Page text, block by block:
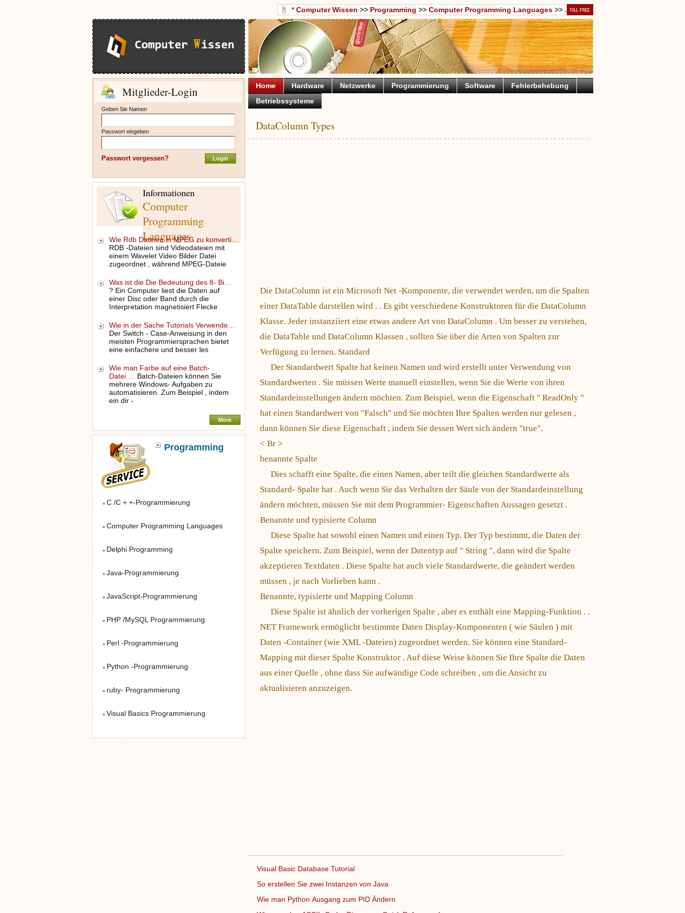
Mitglieder-Login
Geben Sie Namen
Passwort eingeben
Passwort vergessen?
Informationen
Computer
Programming
Languages
Wie Rdb Dateien in MPEG zu konverti…
RDB -Dateien sind Videodateien mit
einem Wavelet Video Bilder Datei
zugeordnet , während MPEG-Dateie
Was ist die Die Bedeutung des 8- Bi…
? Ein Computer liest die Daten auf
einer Disc oder Band durch die
Interpretation magnetisiert Flecke
Wie in der Sache Tutorials Verwende…
Der Switch - Case-Anweisung in den
meisten Programmiersprachen bietet
eine einfachere und besser les
Wie man Farbe auf eine Batch-
Datei …
Batch-Dateien können Sie
mehrere Windows- Aufgaben zu
automatisieren. Zum Beispiel , indem
ein dir -
More
Programming
C /C + +-Programmierung
Computer Programming Languages
Delphi Programming
Java-Programmierung
JavaScript-Programmierung
PHP /MySQL Programmierung
Perl -Programmierung
Python -Programmierung
ruby- Programmierung
Visual Basics Programmierung
*Computer Wissen >> Programming >> Computer Programming Languages>> .
Home Hardware Netzwerke Programmierung Software
Fehlerbehebung
Betriebssysteme
DataColumn Types
Die DataColumn ist ein Microsoft Net -Komponente, die verwendet werden, um die Spalten
einer DataTable darstellen wird . . Es gibt verschiedene Konstruktoren für die DataColumn
Klasse. Jeder instanziiert eine etwas andere Art von DataColumn . Um besser zu verstehen,
die DataTable und DataColumn Klassen , sollten Sie über die Arten von Spalten zur
Verfügung zu lernen. Standard
Der Standardwert Spalte hat keinen Namen und wird erstellt unter Verwendung von
Standardwerten . Sie müssen Werte manuell einstellen, wenn Sie die Werte von ihren
Standardeinstellungen ändern möchten. Zum Beispiel, wenn die Eigenschaft " ReadOnly "
hat einen Standardwert von "Falsch" und Sie möchten Ihre Spalten werden nur gelesen ,
dann können Sie diese Eigenschaft , indem Sie dessen Wert sich ändern "true".
< Br >
benannte Spalte
Dies schafft eine Spalte, die einen Namen, aber teilt die gleichen Standardwerte als
Standard- Spalte hat . Auch wenn Sie das Verhalten der Säule von der Standardeinstellung
ändern möchten, müssen Sie mit dem Programmier- Eigenschaften Aussagen gesetzt .
Benannte und typisierte Column
Diese Spalte hat sowohl einen Namen und einen Typ. Der Typ bestimmt, die Daten der
Spalte speichern. Zum Beispiel, wenn der Datentyp auf " String ", dann wird die Spalte
akzeptieren Textdaten . Diese Spalte hat auch viele Standardwerte, die geändert werden
müssen , je nach Vorlieben kann .
Benannte, typisierte und Mapping Column
Diese Spalte ist ähnlich der vorherigen Spalte , aber es enthält eine Mapping-Funktion . .
NET Framework ermöglicht bestimmte Daten Display-Komponenten ( wie Säulen ) mit
Daten -Container (wie XML -Dateien) zugeordnet werden. Sie können eine Standard-
Mapping mit dieser Spalte Konstruktor . Auf diese Weise können Sie Ihre Spalte die Daten
aus einer Quelle , ohne dass Sie aufwändige Code schreiben , um die Ansicht zu
aktualisieren anzuzeigen.
Visual Basic Database Tutorial
So erstellen Sie zwei Instanzen von Java
Wie man Python Ausgang zum PID Ändern